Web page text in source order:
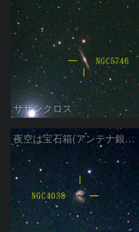
サザンクロス
夜空は宝石箱(アンテナ銀河 NGC4038) Seestar50